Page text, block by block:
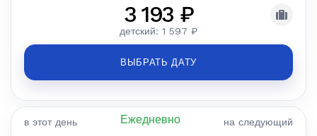
3 193 ₽
детский: 1 597 ₽
ВЫБРАТЬ ДАТУ
в этот день Ежедневно на следующий